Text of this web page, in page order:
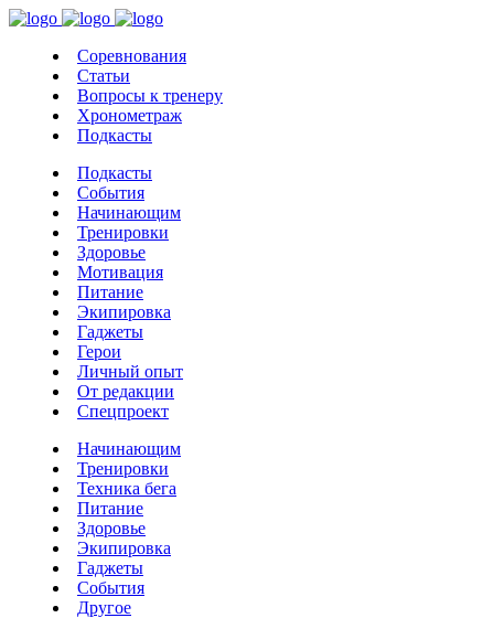
Соревнования
Статьи
Вопросы к тренеру
Хронометраж
Подкасты
Подкасты
События
Начинающим
Тренировки
Здоровье
Мотивация
Питание
Экипировка
Гаджеты
Герои
Личный опыт
От редакции
Спецпроект
Начинающим
Тренировки
Техника бега
Питание
Здоровье
Экипировка
Гаджеты
События
Другое